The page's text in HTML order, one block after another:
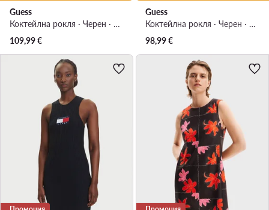
Guess
Коктейлна рокля · Черен · Мини
109,99€
Guess
Коктейлна рокля · Черен · Мини
98,99€